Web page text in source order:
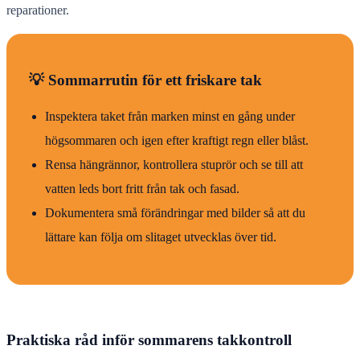
reparationer.
💡 Sommarrutin för ett friskare tak
Inspektera taket från marken minst en gång under
högsommaren och igen efter kraftigt regn eller blåst.
Rensa hängrännor, kontrollera stuprör och se till att
vatten leds bort fritt från tak och fasad.
Dokumentera små förändringar med bilder så att du
lättare kan följa om slitaget utvecklas över tid.
Praktiska råd inför sommarens takkontroll